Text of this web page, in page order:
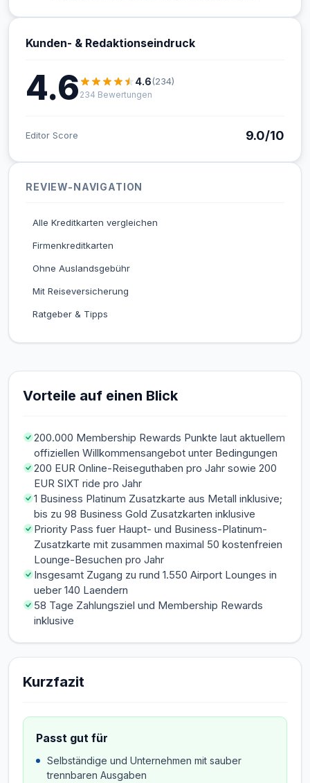
Vorteile auf einen Blick
200.000 Membership Rewards Punkte laut aktuellem
offiziellen Willkommensangebot unter Bedingungen
200 EUR Online-Reiseguthaben pro Jahr sowie 200
EUR SIXT ride pro Jahr
1 Business Platinum Zusatzkarte aus Metall inklusive;
bis zu 98 Business Gold Zusatzkarten inklusive
Priority Pass fuer Haupt- und Business-Platinum-
Zusatzkarte mit zusammen maximal 50 kostenfreien
Lounge-Besuchen pro Jahr
Insgesamt Zugang zu rund 1.550 Airport Lounges in
ueber 140 Laendern
58 Tage Zahlungsziel und Membership Rewards
inklusive
Kurzfazit
Passt gut für
Selbständige und Unternehmen mit sauber
trennbaren Ausgaben
Kunden- & Redaktionseindruck
4.6 4.6(234)
234 Bewertungen
Editor Score 9.0/10
REVIEW-NAVIGATION
Alle Kreditkarten vergleichen
Firmenkreditkarten
Ohne Auslandsgebühr
Mit Reiseversicherung
Ratgeber & Tipps